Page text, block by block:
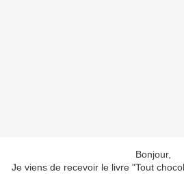
Bonjour,
Je viens de recevoir le livre "Tout